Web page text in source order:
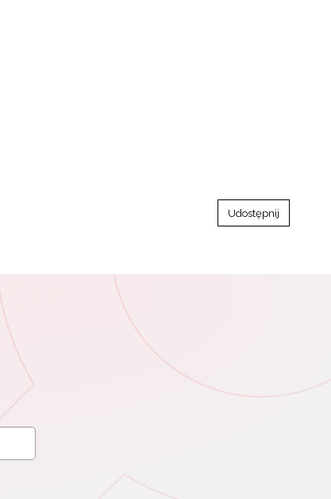
Udostępnij